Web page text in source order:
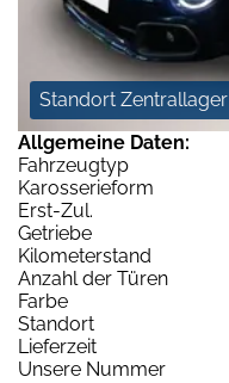
Standort Zentrallager
Allgemeine Daten:
Fahrzeugtyp
Karosserieform
Erst-Zul.
Getriebe
Kilometerstand
Anzahl der Türen
Farbe
Standort
Lieferzeit
Unsere Nummer